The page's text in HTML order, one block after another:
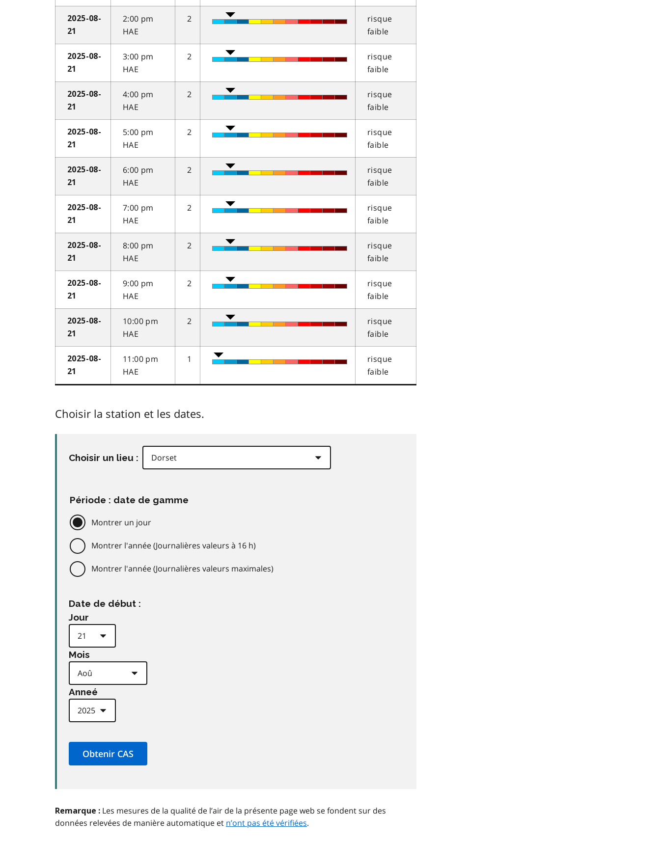
2025-08-
21
2:00 pm
HAE
2
risque
faible
2025-08-
21
3:00 pm
HAE
2
risque
faible
2025-08-
21
4:00 pm
HAE
2
risque
faible
2025-08-
21
5:00 pm
HAE
2
risque
faible
2025-08-
21
6:00 pm
HAE
2
risque
faible
2025-08-
21
7:00 pm
HAE
2
risque
faible
2025-08-
21
8:00 pm
HAE
2
risque
faible
2025-08-
21
9:00 pm
HAE
2
risque
faible
2025-08-
21
10:00 pm
HAE
2
risque
faible
2025-08-
21
11:00 pm
HAE
1
risque
faible
Choisir la station et les dates.
Choisir un lieu :
Période : date de gamme
Montrer un jour
Montrer l'année (Journalières valeurs à 16 h)
Montrer l'année (Journalières valeurs maximales)
Date de début :
Jour
Mois
Anneé
Remarque : Les mesures de la qualité de l’air de la présente page web se fondent sur des
données relevées de manière automatique et n’ont pas été vérifiées.